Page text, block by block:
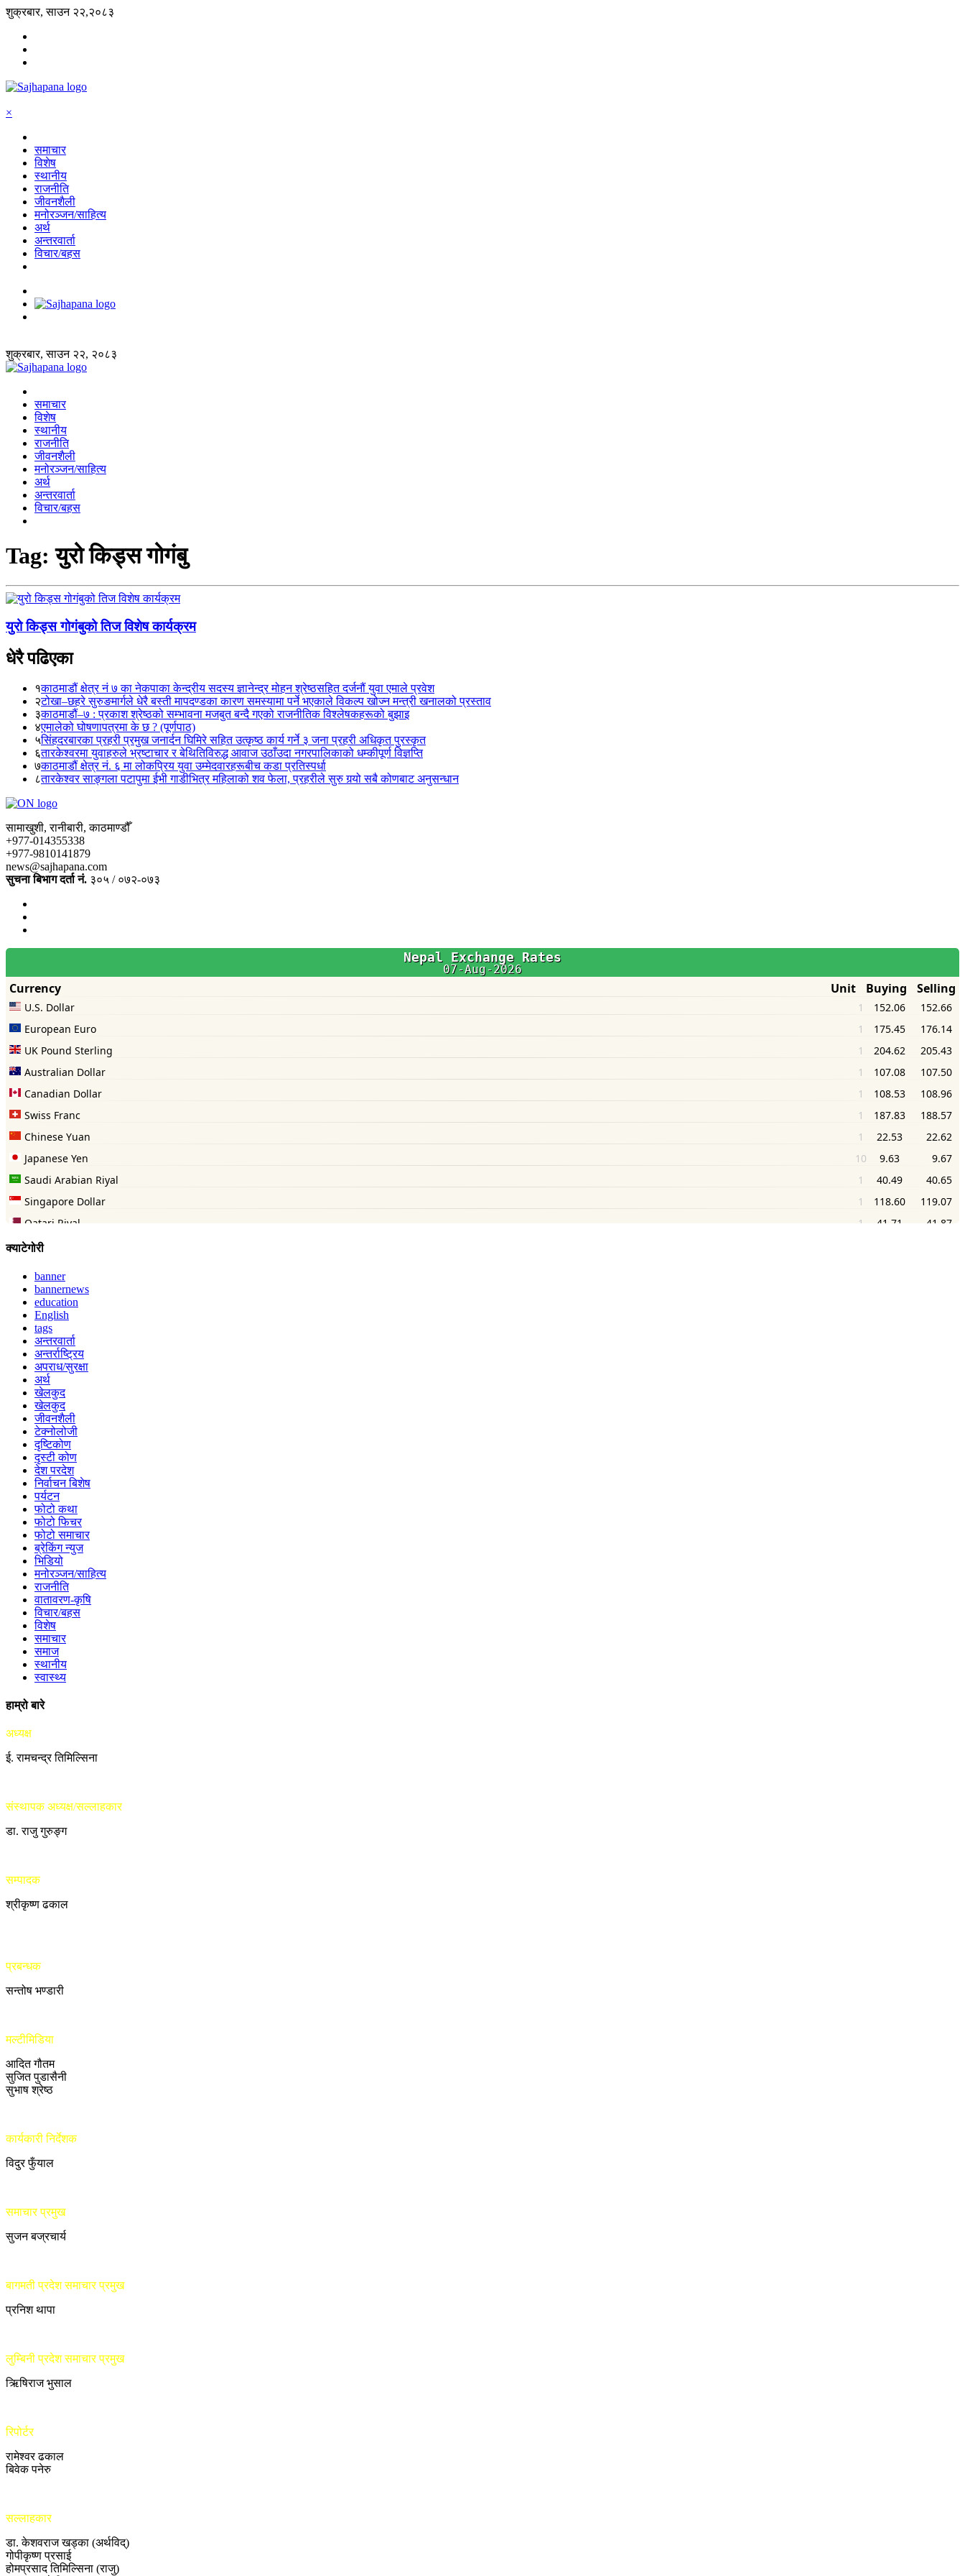
शुक्रबार, साउन २२,२०८३
×
समाचार
विशेष
स्थानीय
राजनीति
जीवनशैली
मनोरञ्जन/साहित्य
अर्थ
अन्तरवार्ता
विचार/बहस
शुक्रबार, साउन २२, २०८३
समाचार
विशेष
स्थानीय
राजनीति
जीवनशैली
मनोरञ्जन/साहित्य
अर्थ
अन्तरवार्ता
विचार/बहस
Tag:युरो किड्स गोगंबु
युरो किड्स गोगंबुको तिज विशेष कार्यक्रम
धेरै पढिएका
१काठमाडौं क्षेत्र नं ७ का नेकपाका केन्द्रीय सदस्य ज्ञानेन्द्र मोहन श्रेष्ठसहित दर्जनौं युवा एमाले प्रवेश
२टोखा–छहरे सुरुङमार्गले धेरै बस्ती मापदण्डका कारण समस्यामा पर्ने भएकाले विकल्प खोज्न मन्त्री खनालको प्रस्ताव
३काठमाडौं–७ : प्रकाश श्रेष्ठको सम्भावना मजबुत बन्दै गएको राजनीतिक विश्लेषकहरूको बुझाइ
४एमालेको घोषणापत्रमा के छ ? (पूर्णपाठ)
५सिंहदरबारका प्रहरी प्रमुख जनार्दन घिमिरे सहित उत्कृष्ठ कार्य गर्ने ३ जना प्रहरी अधिकृत पुरस्कृत
६तारकेश्वरमा युवाहरुले भ्रष्टाचार र बेथितिविरुद्ध आवाज उठाँउदा नगरपालिकाको धम्कीपूर्ण विज्ञप्ति
७काठमाडौं क्षेत्र नं. ६ मा लोकप्रिय युवा उम्मेदवारहरूबीच कडा प्रतिस्पर्धा
८तारकेश्वर साङ्गला पटापुमा ईभी गाडीभित्र महिलाको शव फेला, प्रहरीले सुरु गर्‍यो सबै कोणबाट अनुसन्धान
सामाखुशी, रानीबारी, काठमाण्डौँ
+977-014355338
+977-9810141879
news@sajhapana.com
सुचना बिभाग दर्ता नं. ३०५ / ०७२-०७३
क्याटेगोरी
banner
bannernews
education
English
tags
अन्तरवार्ता
अन्तर्राष्ट्रिय
अपराध/सुरक्षा
अर्थ
खेलकुद
खेलकुद
जीवनशैली
टेक्नोलोजी
दृष्टिकोण
दृस्टी कोण
देश परदेश
निर्वाचन बिशेष
पर्यटन
फोटो कथा
फोटो फिचर
फोटो समाचार
ब्रेकिंग न्युज
भिडियो
मनोरञ्जन/साहित्य
राजनीति
वातावरण-कृषि
विचार/बहस
विशेष
समाचार
समाज
स्थानीय
स्वास्थ्य
हाम्रो बारे
अध्यक्ष
ई. रामचन्द्र तिमिल्सिना
संस्थापक अध्यक्ष/सल्लाहकार
डा. राजु गुरुङ्ग
सम्पादक
श्रीकृष्ण ढकाल
प्रबन्धक
सन्तोष भण्डारी
मल्टीमिडिया
आदित गौतम
सुजित पुडासैनी
सुभाष श्रेष्ठ
कार्यकारी निर्देशक
विदुर फुँयाल
समाचार प्रमुख
सुजन बज्रचार्य
बागमती प्रदेश समाचार प्रमुख
प्रनिश थापा
लुम्बिनी प्रदेश समाचार प्रमुख
ऋिषिराज भुसाल
रिपोर्टर
रामेश्वर ढकाल
बिवेक पनेरु
सल्लाहकार
डा. केशवराज खड्का (अर्थविद्)
गोपीकृष्ण प्रसाई
होमप्रसाद तिमिल्सिना (राजु)